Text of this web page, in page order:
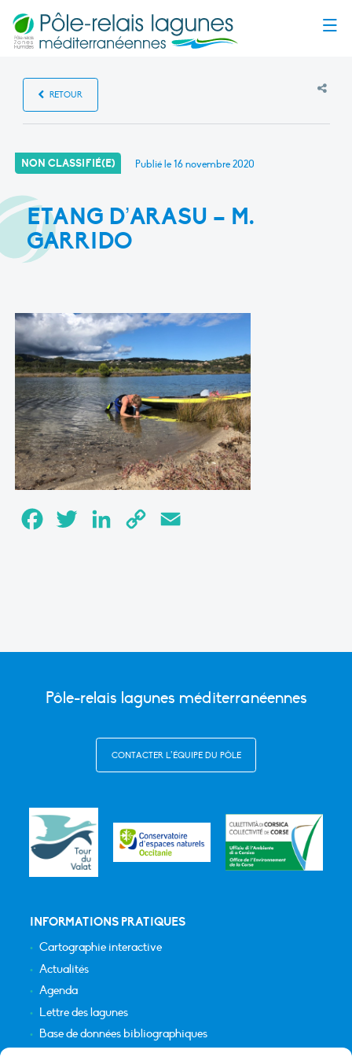
RETOUR
NON CLASSIFIÉ(E) Publié le16 novembre 2020
ETANG D’ARASU – M.
GARRIDO
FacebookTwitter LinkedInCopy
Pôle-relais lagunes méditerranéennes
CONTACTER L’ÉQUIPE DU PÔLE
INFORMATIONS PRATIQUES
Cartographie interactive
Actualités
Agenda
Lettre des lagunes
Base de données bibliographiques